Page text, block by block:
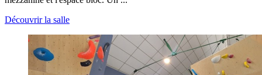
Découvrir la salle